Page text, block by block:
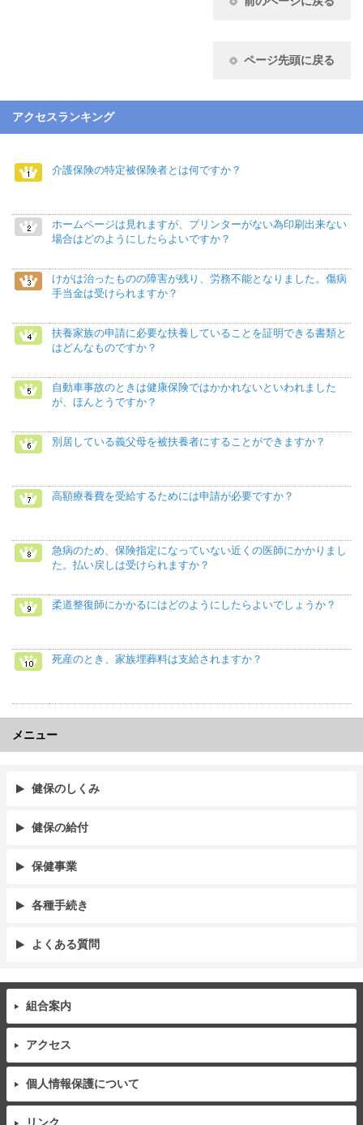
ページ先頭に戻る
アクセスランキング
介護保険の特定被保険者とは何ですか？
ホームページは見れますが、プリンターがない為印刷出来ない
場合はどのようにしたらよいですか？
けがは治ったものの障害が残り、労務不能となりました。傷病
手当金は受けられますか？
扶養家族の申請に必要な扶養していることを証明できる書類と
はどんなものですか？
自動車事故のときは健康保険ではかかれないといわれました
が、ほんとうですか？
別居している義父母を被扶養者にすることができますか？
高額療養費を受給するためには申請が必要ですか？
急病のため、保険指定になっていない近くの医師にかかりまし
た。払い戻しは受けられますか？
柔道整復師にかかるにはどのようにしたらよいでしょうか？
死産のとき、家族埋葬料は支給されますか？
メニュー
健保のしくみ
健保の給付
保健事業
各種手続き
よくある質問
組合案内
アクセス
個人情報保護について